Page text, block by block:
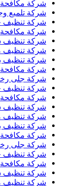
شركة مكافحة
شركة تلميع
شركة تنظيف
شركة
شركة تنظيف
شركة تنظيف
شركة تنظيف
شركة مكافحة
شركة جلى
شركة تنظيف
شركة
شركة تنظيف
شركة تنظيف
شركة تنظيف
شركة
شركة جلى
شركة تنظيف
شركة
شركة
شركة